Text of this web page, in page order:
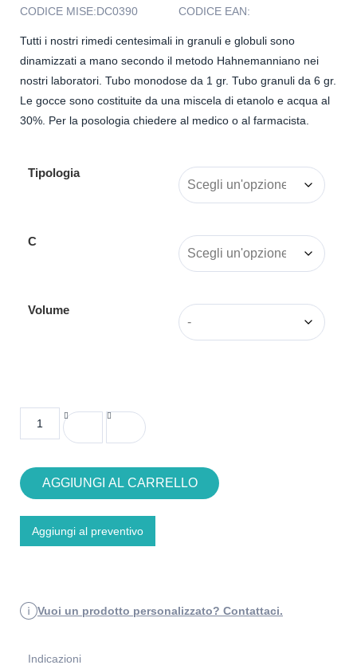
CODICE MISE:DC0390 CODICE EAN:
Tutti i nostri rimedi centesimali in granuli e globuli sono
dinamizzati a mano secondo il metodo Hahnemanniano nei
nostri laboratori. Tubo monodose da 1 gr. Tubo granuli da 6 gr.
Le gocce sono costituite da una miscela di etanolo e acqua al
30%. Per la posologia chiedere al medico o al farmacista.
Tipologia
C
Volume
AGGIUNGI AL CARRELLO
Aggiungi al preventivo
Vuoi un prodotto personalizzato? Contattaci.
Indicazioni